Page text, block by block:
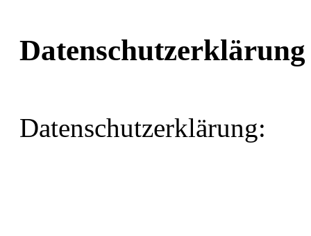
Datenschutzerklärung
Datenschutzerklärung: